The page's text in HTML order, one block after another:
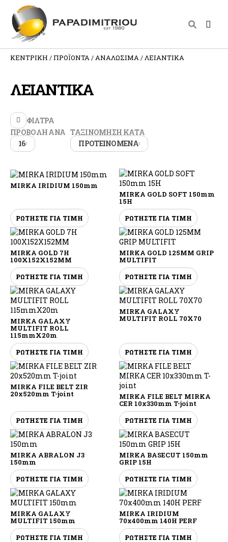
ΚΕΝΤΡΙΚΗ ΠΡΟΪΟΝΤΑ ΑΝΑΛΩΣΙΜΑ ΛΕΙΑΝΤΙΚΑ
ΛΕΙΑΝΤΙΚΑ
ΦΙΛΤΡΑ
ΠΡΟΒΟΛΗ ΑΝΑ
16
ΤΑΞΙΝΟΜΗΣΗ ΚΑΤΑ
ΠΡΟΤΕΙΝΟΜΕΝΑ
MIRKA IRIDIUM 150mm
ΡΩΤΗΣΤΕ ΓΙΑ ΤΙΜΗ
MIRKA GOLD SOFT 150mm
15H
ΡΩΤΗΣΤΕ ΓΙΑ ΤΙΜΗ
MIRKA GOLD 7H
100X152X152MM
ΡΩΤΗΣΤΕ ΓΙΑ ΤΙΜΗ
MIRKA GOLD 125MM GRIP
MULTIFIT
ΡΩΤΗΣΤΕ ΓΙΑ ΤΙΜΗ
MIRKA GALAXY
MULTIFIT ROLL
115mmX20m
ΡΩΤΗΣΤΕ ΓΙΑ ΤΙΜΗ
MIRKA GALAXY
MULTIFIT ROLL 70X70
ΡΩΤΗΣΤΕ ΓΙΑ ΤΙΜΗ
MIRKA FILE BELT ZIR
20x520mm T-joint
ΡΩΤΗΣΤΕ ΓΙΑ ΤΙΜΗ
MIRKA FILE BELT MIRKA
CER 10x330mm T-joint
ΡΩΤΗΣΤΕ ΓΙΑ ΤΙΜΗ
MIRKA ABRALON J3
150mm
ΡΩΤΗΣΤΕ ΓΙΑ ΤΙΜΗ
MIRKA BASECUT 150mm
GRIP 15H
ΡΩΤΗΣΤΕ ΓΙΑ ΤΙΜΗ
MIRKA GALAXY
MULTIFIT 150mm
ΡΩΤΗΣΤΕ ΓΙΑ ΤΙΜΗ
MIRKA IRIDIUM
70x400mm 140H PERF
ΡΩΤΗΣΤΕ ΓΙΑ ΤΙΜΗ